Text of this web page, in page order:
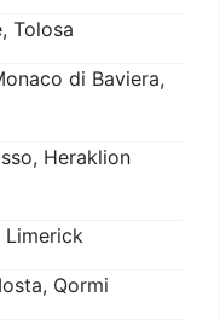
Tolosa
di Baviera,
Heraklion
Limerick
Qormi